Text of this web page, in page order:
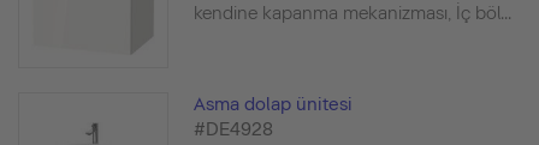
kendine kapanma mekanizması, İç böl...
Asma dolap ünitesi
#DE4928